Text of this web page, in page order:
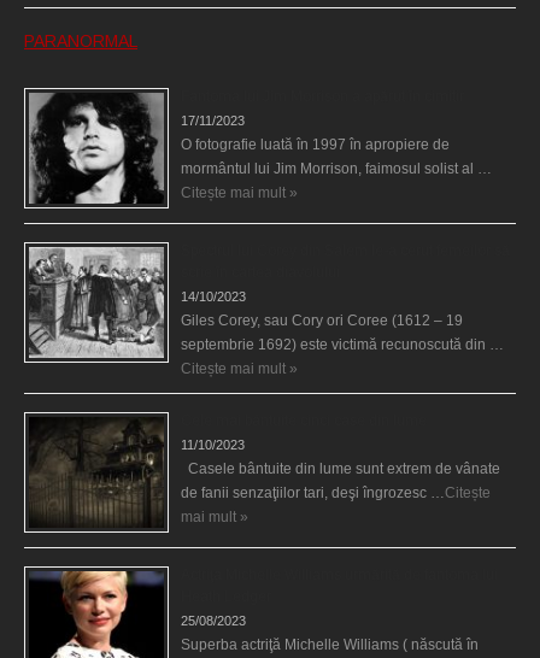
PARANORMAL
17/11/2023
O fotografie luată în 1997 în apropiere de
mormântul lui Jim Morrison, faimosul solist al …
Citește mai mult »
14/10/2023
Giles Corey, sau Cory ori Coree (1612 – 19
septembrie 1692) este victimă recunoscută din …
Citește mai mult »
11/10/2023
Casele bântuite din lume sunt extrem de vânate
de fanii senzaţiilor tari, deşi îngrozesc … Citește
mai mult »
25/08/2023
Superba actriţă Michelle Williams ( născută în